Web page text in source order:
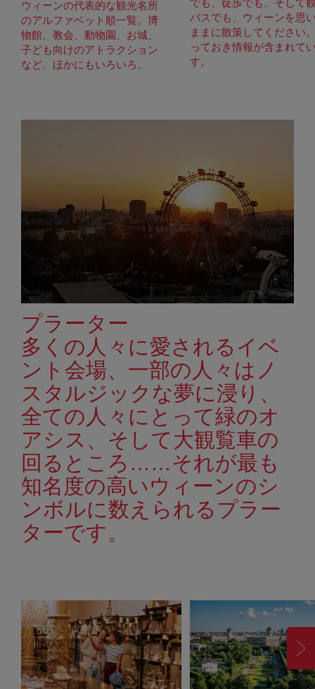
ウィーンの代表的な観光名所
のアルファベット順一覧。博
物館、教会、動物園、お城、
子ども向けのアトラクション
など、ほかにもいろいろ。
バスでも、ウィーンを思
ままに散策してください
っておき情報が含まれて
す。
プラーター
多くの人々に愛されるイベ
ント会場、一部の人々はノ
スタルジックな夢に浸り、
全ての人々にとって緑のオ
アシス、そして大観覧車の
回るところ……それが最も
知名度の高いウィーンのシ
ンボルに数えられるプラー
ターです。
進
む